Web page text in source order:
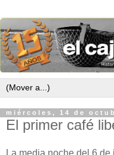
miércoles, 14 de
El primer café